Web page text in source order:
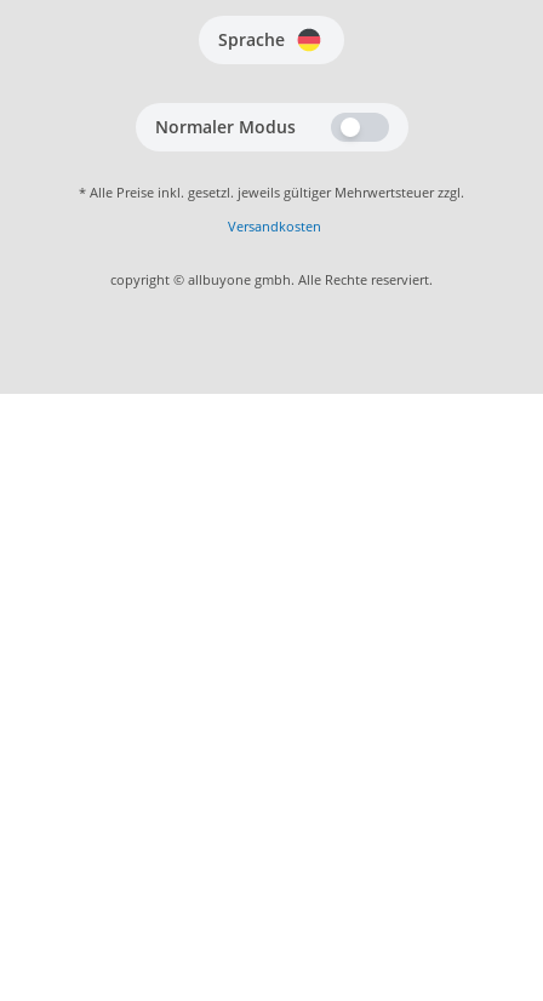
Sprache
Normaler Modus
* Alle Preise inkl. gesetzl. jeweils gültiger Mehrwertsteuer zzgl.
Versandkosten
copyright © allbuyone gmbh. Alle Rechte reserviert.